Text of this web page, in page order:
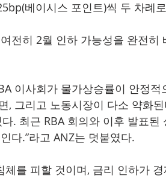
베이시스 포인트)씩 두 차례
전히 2월 인하 가능성을 완전히
이사회가 물가상승률이 안정적
, 그리고 노동시장이 다소 약화
. 최근 RBA 회의와 이후 발표된
다.”라고 ANZ는 덧붙였다.
를 피할 것이며, 금리 인하가